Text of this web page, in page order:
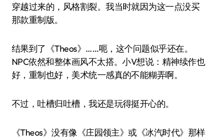
穿越过来的，风格割裂。我当时就因为这一点没买
那款重制版。
结果到了《Theos》……呃，这个问题似乎还在。
NPC依然和整体画风不太搭。小V想说：精神续作也
好，重制也好，美术统一感真的不能糊弄啊。
不过，吐槽归吐槽，我还是玩得挺开心的。
《Theos》没有像《庄园领主》或《冰汽时代》那样